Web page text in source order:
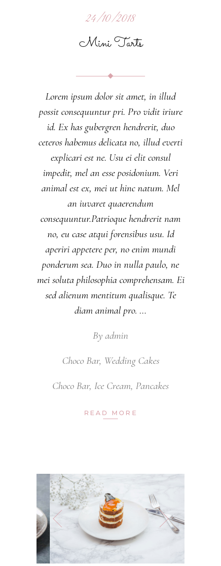
24/10/2018
Mini Tarts
Lorem ipsum dolor sit amet, in illud
possit consequuntur pri. Pro vidit iriure
id. Ex has gubergren hendrerit, duo
ceteros habemus delicata no, illud everti
explicari est ne. Usu ei elit consul
impedit, mel an esse posidonium. Veri
animal est ex, mei ut hinc natum. Mel
an iuvaret quaerendum
consequuntur.Patrioque hendrerit nam
no, eu case atqui forensibus usu. Id
aperiri appetere per, no enim mundi
ponderum sea. Duo in nulla paulo, ne
mei soluta philosophia comprehensam. Ei
sed alienum mentitum qualisque. Te
diam animal pro.
By admin
Choco Bar, Wedding Cakes
Choco Bar, Ice Cream, Pancakes
READ MORE